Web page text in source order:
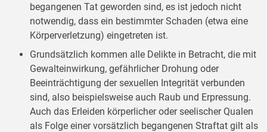
begangenen Tat geworden sind, es ist jedoch nicht
notwendig, dass ein bestimmter Schaden (etwa eine
Körperverletzung) eingetreten ist.
Grundsätzlich kommen alle Delikte in Betracht, die mit
Gewalteinwirkung, gefährlicher Drohung oder
Beeinträchtigung der sexuellen Integrität verbunden
sind, also beispielsweise auch Raub und Erpressung.
Auch das Erleiden körperlicher oder seelischer Qualen
als Folge einer vorsätzlich begangenen Straftat gilt als